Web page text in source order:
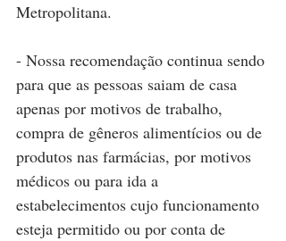
Metropolitana.
- Nossa recomendação continua sendo
para que as pessoas saiam de casa
apenas por motivos de trabalho,
compra de gêneros alimentícios ou de
produtos nas farmácias, por motivos
médicos ou para ida a
estabelecimentos cujo funcionamento
esteja permitido ou por conta de